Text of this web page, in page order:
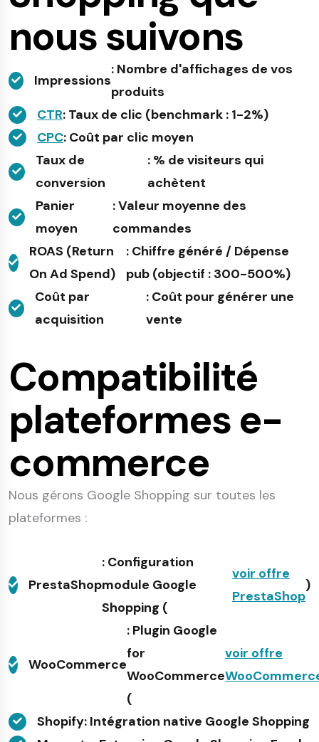
nous suivons
Impressions
: Nombre d'affichages de vos
produits
CTR: Taux de clic (benchmark : 1-2%)
CPC: Coût par clic moyen
Taux de
conversion
: % de visiteurs qui
achètent
Panier
moyen
: Valeur moyenne des
commandes
ROAS (Return
On Ad Spend)
: Chiffre généré / Dépense
pub (objectif : 300-500%)
Coût par
acquisition
: Coût pour générer une
vente
Compatibilité
plateformes e-
commerce
Nous gérons Google Shopping sur toutes les
plateformes :
PrestaShop
: Configuration
module Google
Shopping (
voir offre
PrestaShop
)
WooCommerce
: Plugin Google
for
WooCommerce
(
voir offre
Shopify: Intégration native Google Shopping